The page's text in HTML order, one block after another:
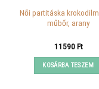
Női partitáska
műbőr, arany
11590Ft
KOSÁRBA TESZEM